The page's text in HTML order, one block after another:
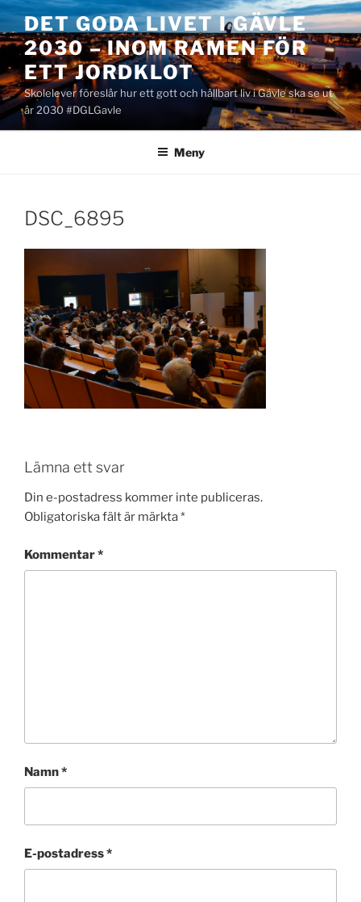
Hoppa
till
innehåll
DET GODA LIVET I GÄVLE
2030 – INOM RAMEN FÖR
ETT JORDKLOT
Skolelever föreslår hur ett gott och hållbart liv i Gävle ska se ut
år 2030 #DGLGavle
Meny
DSC_6895
Lämna ett svar
Din e-postadress kommer inte publiceras.
Obligatoriska fält är märkta*
Kommentar*
Namn*
E-postadress*